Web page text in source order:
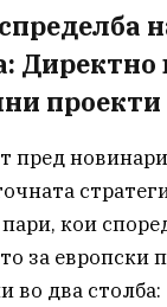
Директно
проекти
пред
кои
за европски
во два столба: